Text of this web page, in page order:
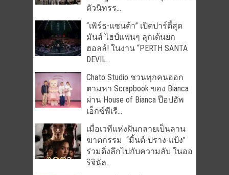
ตัวนิทรร...
“เพิร์ธ-แซนต้า” เปิดปาร์ตี้สุด
มันส์ ไฮป์แฟนๆ ลุกเต้นยก
ฮอลล์! ในงาน “PERTH SANTA
DEVIL̵...
Chato Studio ชวนทุกคนออก
ตามหา Scrapbook ของ Bianca
ผ่าน House of Bianca ป๊อปอัพ
เอ็กซ์พีเรี...
เมื่อเวทีแห่งฝันกลายเป็นลาน
ฆาตกรรม “มิ้นต์-ปราง-แป้ง”
ร่วมดิ่งลึกไปกับความลับ ในออ
ริจินัล...